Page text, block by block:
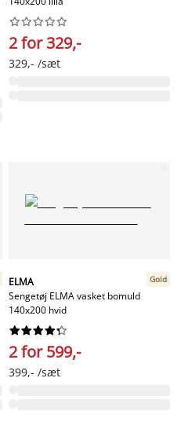






2 for 329,-
329,- /sæt
ELMA
Sengetøj ELMA vasket bomuld
140x200 hvid
Gold






2 for 599,-
399,- /sæt